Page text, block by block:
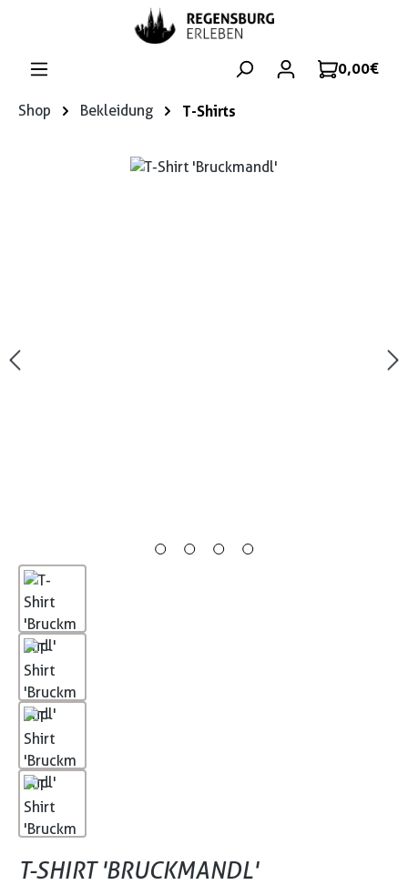
Zum Hauptinhalt springen
0,00 €
Shop Bekleidung T-Shirts
Bildergalerie überspringen
T-SHIRT 'BRUCKMANDL'